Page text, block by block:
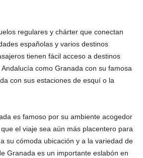
regulares y chárter que conectan
españolas y varios destinos
tienen fácil acceso a destinos
como Granada con su famosa
con sus estaciones de esquí o la
es famoso por su ambiente acogedor
el viaje sea aún más placentero para
su cómoda ubicación y a la variedad de
Granada es un importante eslabón en